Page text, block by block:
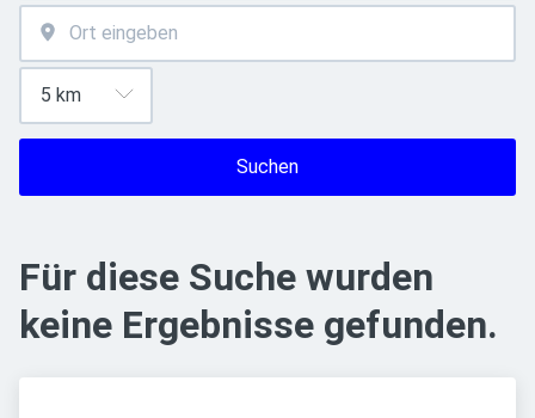
Suchen
Für diese Suche wurden
keine Ergebnisse gefunden.